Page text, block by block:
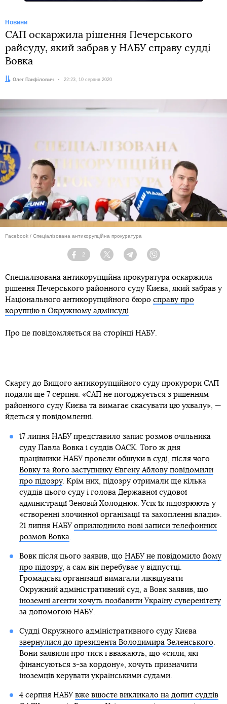
Новини
САП оскаржила рішення Печерського
райсуду, який забрав у НАБУ справу судді
Вовка
Автор:
Олег Панфілович Дата:
22:23, 10 серпня 2020
Facebook / Спеціалізована антикорупційна прокуратура
Facebook
2
Twitter TelegramViber
Спеціалізована антикорупційна прокуратура оскаржила
рішення Печерського районного суду Києва, який забрав у
Національного антикорупційного бюро справу про
корупцію в Окружному адмінсуді.
Про це повідомляється на сторінці НАБУ.
Скаргу до Вищого антикорупційного суду прокурори САП
подали ще 7 серпня. «САП не погоджується з рішенням
районного суду Києва та вимагає скасувати цю ухвалу», —
йдеться у повідомленні.
17 липня НАБУ представило запис розмов очільника
суду Павла Вовка і суддів ОАСК. Того ж дня
працівники НАБУ провели обшуки в суді, після чого
Вовку та його заступнику Євгену Аблову повідомили
про підозру. Крім них, підозру отримали ще кілька
суддів цього суду і голова Державної судової
адміністрації Зеновій Холоднюк. Усіх їх підозрюють у
«створенні злочинної організації та захопленні влади».
21 липня НАБУ оприлюднило нові записи телефонних
розмов Вовка.
Вовк після цього заявив, що НАБУ не повідомило йому
про підозру, а сам він перебуває у відпустці.
Громадські організації вимагали ліквідувати
Окружний адміністративний суд, а Вовк заявив, що
іноземні агенти хочуть позбавити Україну суверенітету
за допомогою НАБУ.
Судді Окружного адміністративного суду Києва
звернулися до президента Володимира Зеленського.
Вони заявили про тиск і вважають, що «сили, які
фінансуються з-за кордону», хочуть призначити
іноземців керувати українськими судами.
4 серпня НАБУ вже вшосте викликало на допит суддів